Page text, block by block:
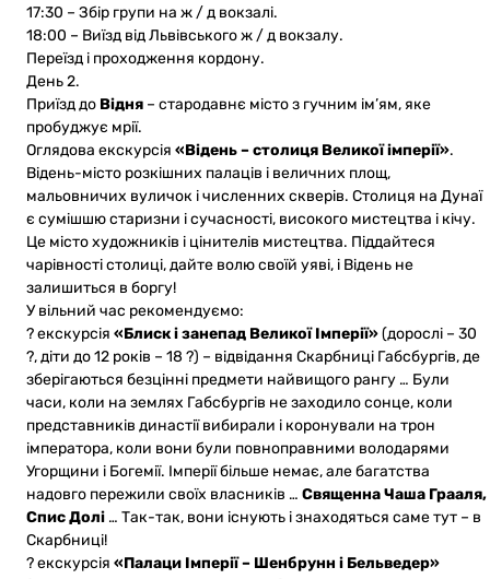
17:30 – Збір групи на ж / д вокзалі.
18:00 – Виїзд від Львівського ж / д вокзалу.
Переїзд і проходження кордону.
День 2.
Приїзд до Відня – стародавнє місто з гучним ім’ям, яке
пробуджує мрії.
Оглядова екскурсія «Відень – столиця Великої імперії».
Відень-місто розкішних палаців і величних площ,
мальовничих вуличок і численних скверів. Столиця на Дунаї
є сумішшю старизни і сучасності, високого мистецтва і кічу.
Це місто художників і цінителів мистецтва. Піддайтеся
чарівності столиці, дайте волю своїй уяві, і Відень не
залишиться в боргу!
У вільний час рекомендуємо:
? екскурсія «Блиск і занепад Великої Імперії»(дорослі – 30
?, діти до 12 років – 18 ?) – відвідання Скарбниці Габсбургів, де
зберігаються безцінні предмети найвищого рангу … Були
часи, коли на землях Габсбургів не заходило сонце, коли
представників династії вибирали і коронували на трон
імператора, коли вони були повноправними володарями
Угорщини і Богемії. Імперії більше немає, але багатства
надовго пережили своїх власників … Священна Чаша Грааля,
Спис Долі … Так-так, вони існують і знаходяться саме тут – в
Скарбниці!
? екскурсія «Палаци Імперії – Шенбрунн і Бельведер»